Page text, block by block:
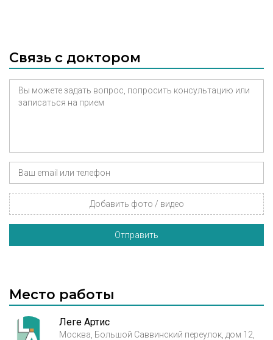
Связь с доктором
Добавить фото / видео
Отправить
Место работы
Леге Артис
Москва, Большой Саввинский переулок, дом 12,